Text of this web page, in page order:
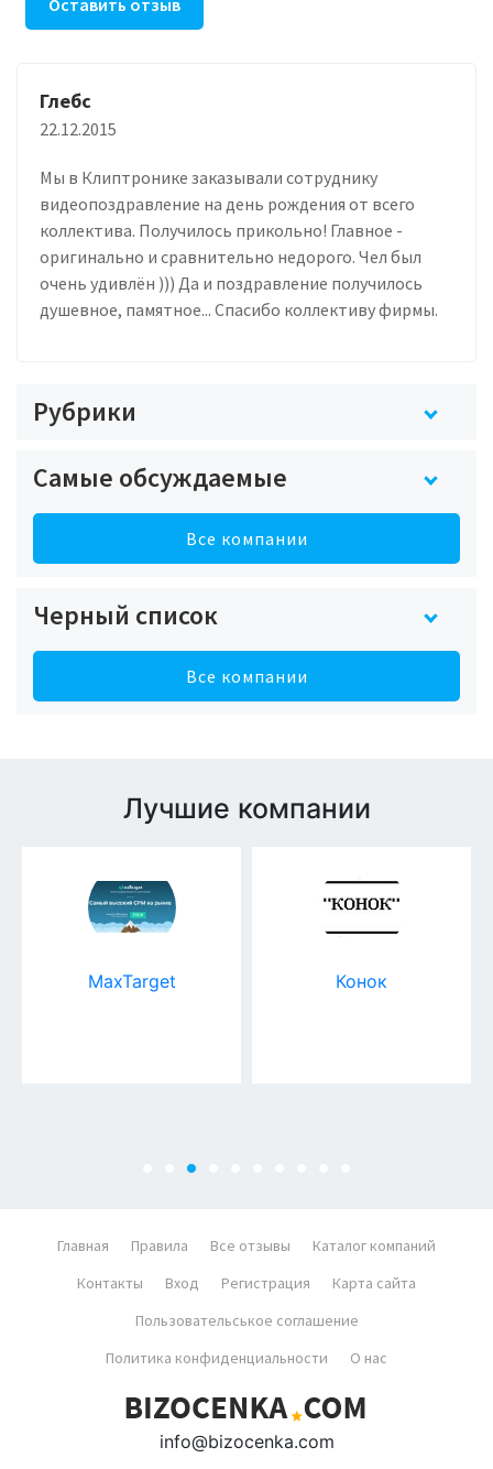
Глебс
22.12.2015
Мы в Клиптронике заказывали сотруднику
видеопоздравление на день рождения от всего
коллектива. Получилось прикольно! Главное -
оригинально и сравнительно недорого. Чел был
очень удивлён ))) Да и поздравление получилось
душевное, памятное... Спасибо коллективу фирмы.
Рубрики
Самые обсуждаемые
Все компании
Черный список
Все компании
Лучшие компании
MaxTarget Конок
Главная Правила Все отзывы
Каталог компаний
Контакты
Вход Регистрация
Карта сайта
Пользовательськое соглашение
Политика конфиденциальности
О нас
info@bizocenka.com